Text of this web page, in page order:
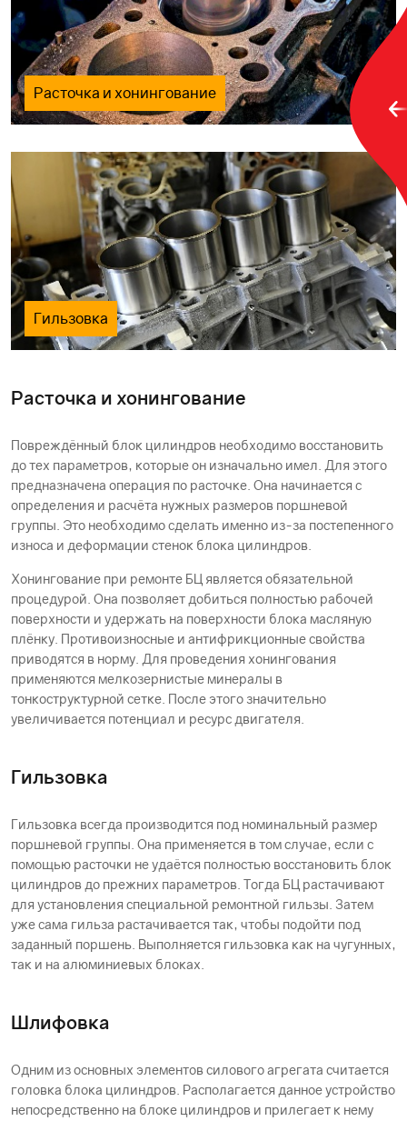
Расточка и хонингование
Гильзовка
Расточка и хонингование
Повреждённый блок цилиндров необходимо восстановить
до тех параметров, которые он изначально имел. Для этого
предназначена операция по расточке. Она начинается с
определения и расчёта нужных размеров поршневой
группы. Это необходимо сделать именно из-за постепенного
износа и деформации стенок блока цилиндров.
Хонингование при ремонте БЦ является обязательной
процедурой. Она позволяет добиться полностью рабочей
поверхности и удержать на поверхности блока масляную
плёнку. Противоизносные и антифрикционные свойства
приводятся в норму. Для проведения хонингования
применяются мелкозернистые минералы в
тонкоструктурной сетке. После этого значительно
увеличивается потенциал и ресурс двигателя.
Гильзовка
Гильзовка всегда производится под номинальный размер
поршневой группы. Она применяется в том случае, если с
помощью расточки не удаётся полностью восстановить блок
цилиндров до прежних параметров. Тогда БЦ растачивают
для установления специальной ремонтной гильзы. Затем
уже сама гильза растачивается так, чтобы подойти под
заданный поршень. Выполняется гильзовка как на чугунных,
так и на алюминиевых блоках.
Шлифовка
Одним из основных элементов силового агрегата считается
головка блока цилиндров. Располагается данное устройство
непосредственно на блоке цилиндров и прилегает к нему